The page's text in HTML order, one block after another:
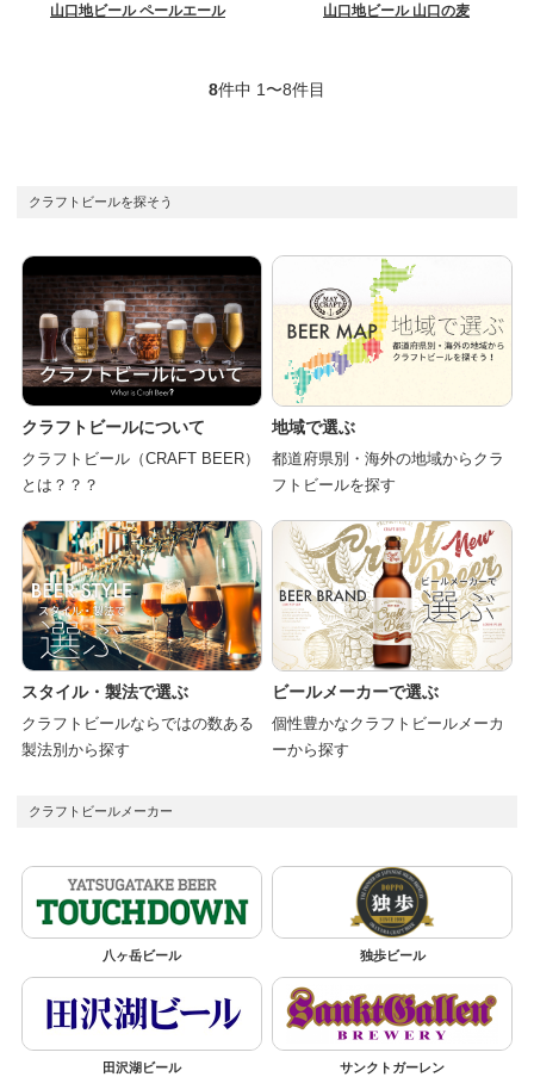
山口地ビール ペールエール 山口地ビール 山口の麦
8件中 1〜8件目
クラフトビールを探そう
クラフトビールについて
クラフトビール（CRAFT BEER）
とは？？？
地域で選ぶ
都道府県別・海外の地域からクラ
フトビールを探す
スタイル・製法で選ぶ
クラフトビールならではの数ある
製法別から探す
ビールメーカーで選ぶ
個性豊かなクラフトビールメーカ
ーから探す
クラフトビールメーカー
八ヶ岳ビール 独歩ビール
田沢湖ビール サンクトガーレン